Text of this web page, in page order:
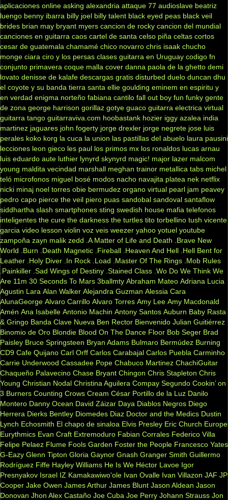
aplicaciones online asking alexandria attaque 77 audioslave beatriz
luengo benny ibarra billy joel billy talent black eyed peas black veil
brides brian may bryant myers cancion de rocky cancion del mundial
canciones en guitarra caos cartel de santa celso piña celtas cortos
cesar de guatemala chamamé chico novarro chris isaak chucho
monge ciara ciro y los persas clases guitarra en Uruguay codigo fn
conjunto primavera coque malla cover danna paola de la ghetto demi
lovato denisse de kalafe descargas gratis disturbed duelo duncan dhu
el coyote y su banda tierra santa ellie goulding eminem en espiritu y
en verdad enigma norteño fabiana cantilo fall out boy fun funky gente
de zona george harrison gorillaz gotye guaco guitarra electrica virtual
guitarra tango guitarraviva.com hoobastank hozier iggy azalea india
martinez jaguares john fogerty jorge drexler jorge negrete jose luis
perales koko korg la cuca la union las pastillas del abuelo laura pausini
lecciones leon gieco les paul los primos mx los ronaldos lucas arnau
luis eduardo aute luthier lynyrd skynyrd magic! major lazer malcom
young maldita vecindad marshall meghan trainor metallica tabs michel
teló microfonos miguel bosé modos nacho navajita platea nek netflix
nicki minaj noel torres obie bermudez organo virtual pearl jam peavey
pedro capo pierce the veil piero puas sandobal sandoval santaflow
siddhartha slash smartphones sting swedish house mafia telefonos
inteligentes the cure the darkness the turtles tito torbellino tush vicente
garcia video lesson violin voz veis weezer yahoo yotuel youtube
zampoña zayn malik zedd .A Matter of Life and Death
.Brave New
World
.Burn .Death Magnetic .Fireball .Heaven And Hell .Hell Bent for
Leather .Holy Diver .In Rock .Load .Master Of The Rings .Mob Rules
.Painkiller .Sad Wings of Destiny .Stained Class .Wo Do We Think We
Are 11m 30 Seconds To Mars 3ballmty Abraham Mateo Adriana Lucia
Agustin Lara Alan Walker Alejandra Guzman Alessia Cara
AlunaGeorge Alvaro Carrillo Alvaro Torres Amy Lee Amy Macdonald
Amén Ana Isabelle Antonio Machin Antony Santos Auburn Baby Rasta
& Gringo Banda Clave Nueva Ben Rector Bienvenido Julian Guitiérrez
Binomio de Oro Blondie Blood On The Dance Floor Bob Seger Brad
Paisley Bruce Springsteen Bryan Adams Bulmaro Bermúdez Burning
CD9 Cafe Quijano Carl Orff Carlos Carabajal Carlos Puebla Carminho
Carrie Underwood Cassadee Pope Chabuco Martinez ChachiGuitar
Chaqueño Palavecino Chase Bryant Chingon Chris Stapleton Chris
Young Christian Nodal Christina Aguilera Compay Segundo Cookin’ on
3 Burners Counting Crows Cream César Portillo de la Luz Danilo
Montero Danny Ocean David Záizar Daya Diablos Negros Diego
Herrera Dierks Bentley Diomedes Diaz Doctor and the Medics Dustin
Lynch Echosmith El chapo de sinaloa Elvis Presley Eric Church Europe
Eurythmics Evan Craft Extremoduro Fabian Corrales Federico Villa
Felipe Pelaez Flume Fools Garden Foster the People Francesco Yates
G-Eazy Glenn Tipton Gloria Gaynor Gnash Granger Smith Guillermo
Rodríguez Fiffe Hayley Williams He Is We Héctor Lavoe Igor
Presnyakov Israel IZ Kamakawiwo'ole Ivan Ovalle Ivan Villazon JAF JP
Cooper Jake Owen James Arthur James Blunt Jason Aldean Jason
Donovan Jhon Alex Castaño Joe Cuba Joe Perry Johann Strauss Jon